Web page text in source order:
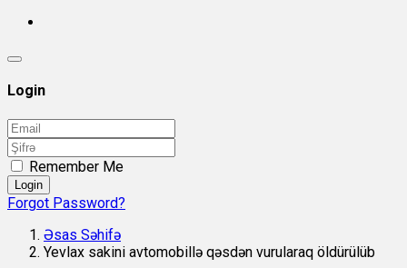
Login
Remember Me
Login
Forgot Password?
Əsas Səhifə
Yevlax sakini avtomobillə qəsdən vurularaq öldürülüb